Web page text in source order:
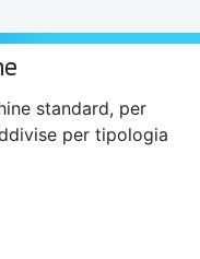
standard, per
per tipologia